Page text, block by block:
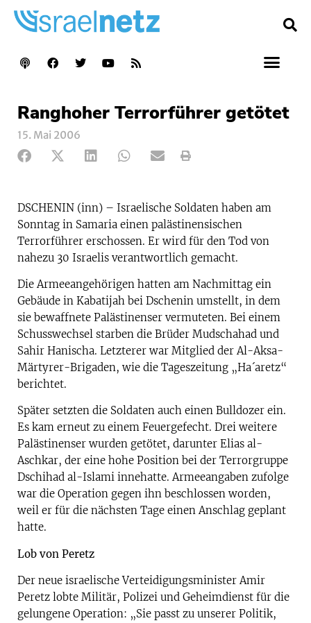
Ranghoher Terrorführer getötet
15. Mai 2006
DSCHENIN (inn) – Israelische Soldaten haben am
Sonntag in Samaria einen palästinensischen
Terrorführer erschossen. Er wird für den Tod von
nahezu 30 Israelis verantwortlich gemacht.
Die Armeeangehörigen hatten am Nachmittag ein
Gebäude in Kabatijah bei Dschenin umstellt, in dem
sie bewaffnete Palästinenser vermuteten. Bei einem
Schusswechsel starben die Brüder Mudschahad und
Sahir Hanischa. Letzterer war Mitglied der Al-Aksa-
Märtyrer-Brigaden, wie die Tageszeitung „Ha´aretz“
berichtet.
Später setzten die Soldaten auch einen Bulldozer ein.
Es kam erneut zu einem Feuergefecht. Drei weitere
Palästinenser wurden getötet, darunter Elias al-
Aschkar, der eine hohe Position bei der Terrorgruppe
Dschihad al-Islami innehatte. Armeeangaben zufolge
war die Operation gegen ihn beschlossen worden,
weil er für die nächsten Tage einen Anschlag geplant
hatte.
Lob von Peretz
Der neue israelische Verteidigungsminister Amir
Peretz lobte Militär, Polizei und Geheimdienst für die
gelungene Operation: „Sie passt zu unserer Politik,